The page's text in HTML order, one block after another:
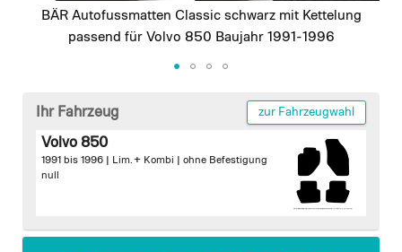
BÄR Autofussmatten Classic schwarz mit Kettelung
passend für Volvo 850 Baujahr 1991-1996
beginning
gallery
Ihr Fahrzeug zur Fahrzeugwahl
Volvo 850
1991 bis 1996 | Lim. + Kombi | ohne Befestigung
null